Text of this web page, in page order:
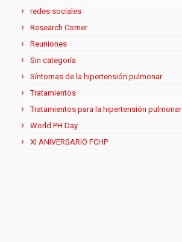
redes sociales
Research Corner
Reuniones
Sin categoría
Síntomas de la hipertensión pulmonar
Tratamientos
Tratamientos para la hipertensión pulmonar
World PH Day
XI ANIVERSARIO FCHP